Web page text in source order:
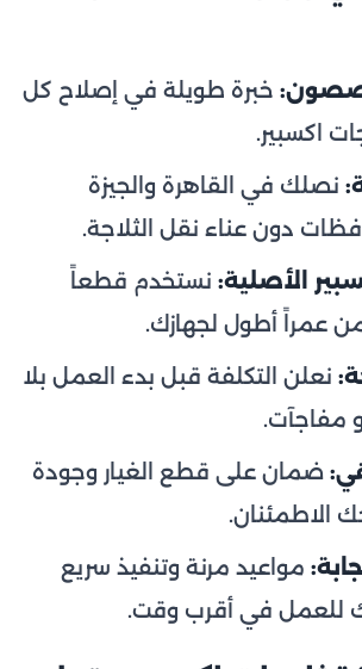
خبرة طويلة في إصلاح كل
اكسبير.
نصلك في القاهرة والجيزة
دون عناء نقل الثلاجة.
الأصلية: نستخدم قطعاً
عمراً أطول لجهازك.
نعلن التكلفة قبل بدء العمل بلا
مفاجآت.
ضمان على قطع الغيار وجودة
الاطمئنان.
مواعيد مرنة وتنفيذ سريع
للعمل في أقرب وقت.